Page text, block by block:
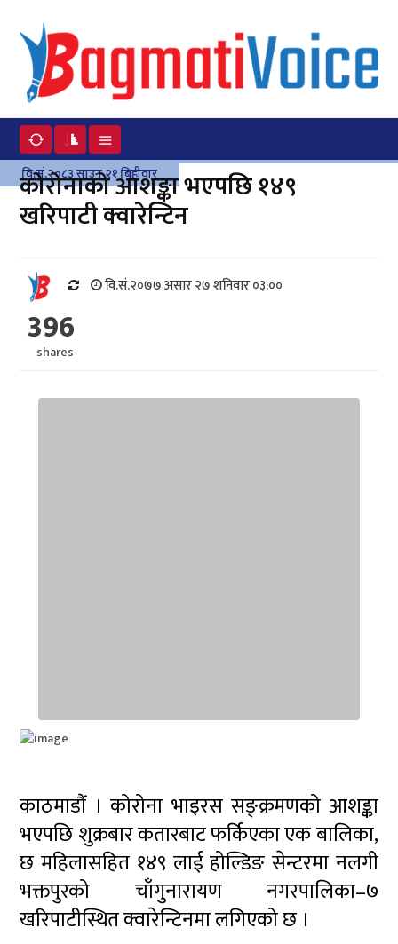
वि.सं.२०८३ साउन २१ बिहीवार
कोरोनाको आशङ्का भएपछि १४९
खरिपाटी क्वारेन्टिन
वि.सं.२०७७ असार २७ शनिवार ०३:००
396
shares
काठमाडौं । कोरोना भाइरस सङ्क्रमणको आशङ्का
भएपछि शुक्रबार कतारबाट फर्किएका एक बालिका,
छ महिलासहित १४९ लाई होल्डिङ सेन्टरमा नलगी
भक्तपुरको चाँगुनारायण नगरपालिका–७
खरिपाटीस्थित क्वारेन्टिनमा लगिएको छ ।